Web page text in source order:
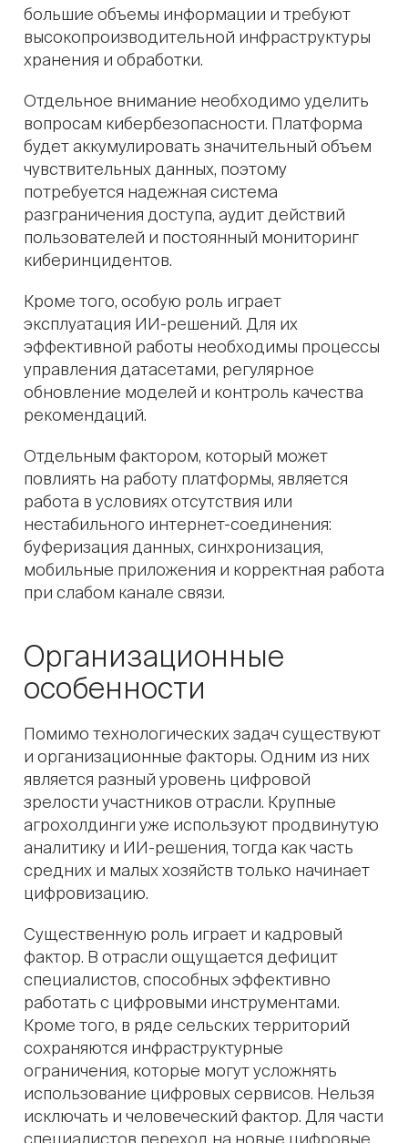
большие объемы информации и требуют
высокопроизводительной инфраструктуры
хранения и обработки.
Отдельное внимание необходимо уделить
вопросам кибербезопасности. Платформа
будет аккумулировать значительный объем
чувствительных данных, поэтому
потребуется надежная система
разграничения доступа, аудит действий
пользователей и постоянный мониторинг
киберинцидентов.
Кроме того, особую роль играет
эксплуатация ИИ-решений. Для их
эффективной работы необходимы процессы
управления датасетами, регулярное
обновление моделей и контроль качества
рекомендаций.
Отдельным фактором, который может
повлиять на работу платформы, является
работа в условиях отсутствия или
нестабильного интернет-соединения:
буферизация данных, синхронизация,
мобильные приложения и корректная работа
при слабом канале связи.
Организационные
особенности
Помимо технологических задач существуют
и организационные факторы. Одним из них
является разный уровень цифровой
зрелости участников отрасли. Крупные
агрохолдинги уже используют продвинутую
аналитику и ИИ-решения, тогда как часть
средних и малых хозяйств только начинает
цифровизацию.
Существенную роль играет и кадровый
фактор. В отрасли ощущается дефицит
специалистов, способных эффективно
работать с цифровыми инструментами.
Кроме того, в ряде сельских территорий
сохраняются инфраструктурные
ограничения, которые могут усложнять
использование цифровых сервисов. Нельзя
исключать и человеческий фактор. Для части
специалистов переход на новые цифровые